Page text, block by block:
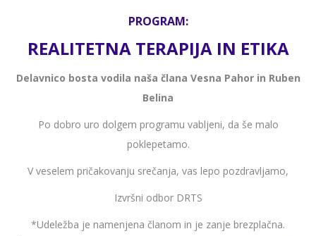
PROGRAM:
REALITETNA TERAPIJA IN ETIKA
Delavnico bosta vodila naša člana Vesna Pahor in Ruben
Belina
Po dobro uro dolgem programu vabljeni, da še malo
poklepetamo.
V veselem pričakovanju srečanja, vas lepo pozdravljamo,
Izvršni odbor DRTS
*Udeležba je namenjena članom in je zanje brezplačna.